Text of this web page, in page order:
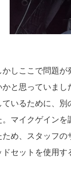
かしここで問題
かと思っていまし
ているために、
。マイクゲインを
ため、スタッフの
ドセットを使用す